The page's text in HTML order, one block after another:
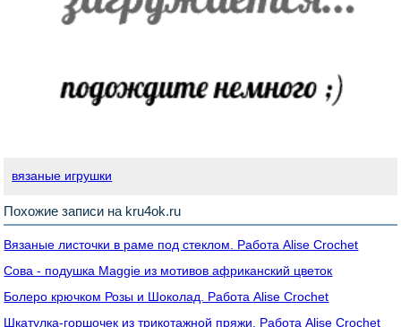
вязаные игрушки
Похожие записи на kru4ok.ru
Вязаные листочки в раме под стеклом. Работа Alise Crochet
Сова - подушка Maggie из мотивов африканский цветок
Болеро крючком Розы и Шоколад. Работа Alise Crochet
Шкатулка-горшочек из трикотажной пряжи. Работа Alise Crochet